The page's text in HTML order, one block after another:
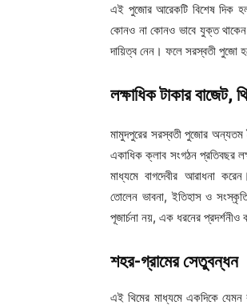
এই পুজোর আরেকটি বিশেষ দিক
কোনও না কোনও ভাবে যুক্ত
দায়িত্ব নেন। ফলে সরস্বতী পুজো
লক্ষাধিক টাকার বাজেট,
মামুদপুরের সরস্বতী পুজোর অন্যতম
একাধিক ক্লাব সংগঠন প্রতিবছর
মাধ্যমে বাগদেবীর আরাধনা
তোলেন ভাবনা, ইতিহাস ও
পূজার্চনা নয়, এক ধরনের প্রদর্শনীও
শহর-গ্রামের সেতুবন্ধন
এই থিমের মাধ্যমে একদিকে যেমন